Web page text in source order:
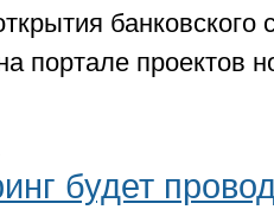
банковского
портале проектов
будет